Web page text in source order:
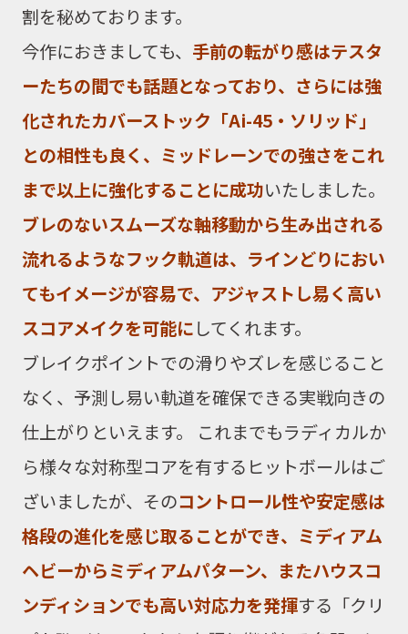
割を秘めております。
今作におきましても、 手前の転がり感はテスタ
ーたちの間でも話題となっており、さらには強
化されたカバーストック「Ai-45・ソリッド」
との相性も良く、ミッドレーンでの強さをこれ
まで以上に強化することに成功いたしました。
ブレのないスムーズな軸移動から生み出される
流れるようなフック軌道は、ラインどりにおい
てもイメージが容易で、アジャストし易く高い
スコアメイクを可能にしてくれます。
ブレイクポイントでの滑りやズレを感じること
なく、予測し易い軌道を確保できる実戦向きの
仕上がりといえます。 これまでもラディカルか
ら様々な対称型コアを有するヒットボールはご
ざいましたが、 そのコントロール性や安定感は
格段の進化を感じ取ることができ、ミディアム
ヘビーからミディアムパターン、またハウスコ
ンディションでも高い対応力を発揮する「クリ